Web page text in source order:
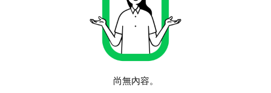
尚無內容。